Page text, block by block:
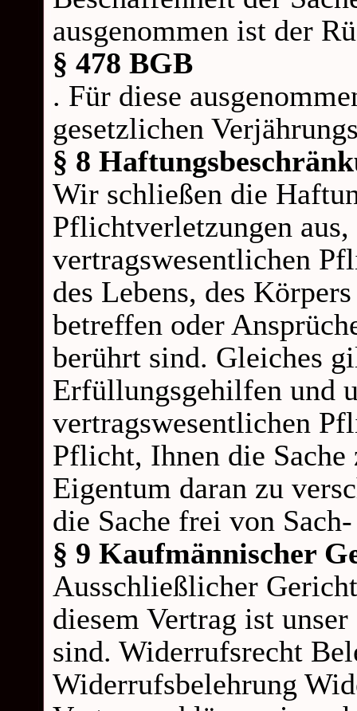
ausgenommen ist der
§ 478 BGB
. Für diese
gesetzlichen
§ 8
Wir schließen die
Pflichtverletzungen
vertragswesentlichen
des Lebens, des
betreffen oder
berührt sind. Gleiches
Erfüllungsgehilfen und
vertragswesentlichen
Pflicht, Ihnen die Sache
Eigentum daran zu
die Sache frei von Sach-
§ 9 Kaufmännischer
Ausschließlicher
diesem Vertrag ist
sind. Widerrufsrecht
Widerrufsbelehrung